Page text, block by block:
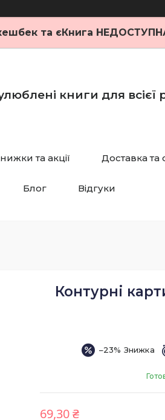
та єКнига
книги для всієї
та акції Доставка та
Блог Відгуки
Контурні
–23%
69,30 ₴